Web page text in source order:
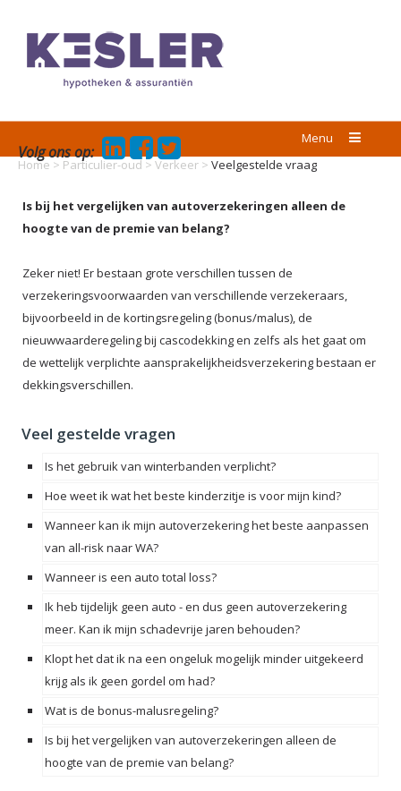
Menu
Volg ons op:
Home > Particulier-oud > Verkeer > Veelgestelde vraag
Is bij het vergelijken van autoverzekeringen alleen de
hoogte van de premie van belang?
Zeker niet! Er bestaan grote verschillen tussen de
verzekeringsvoorwaarden van verschillende verzekeraars,
bijvoorbeeld in de kortingsregeling (bonus/malus), de
nieuwwaarderegeling bij cascodekking en zelfs als het gaat om
de wettelijk verplichte aansprakelijkheidsverzekering bestaan er
dekkingsverschillen.
Veel gestelde vragen
Is het gebruik van winterbanden verplicht?
Hoe weet ik wat het beste kinderzitje is voor mijn kind?
Wanneer kan ik mijn autoverzekering het beste aanpassen
van all-risk naar WA?
Wanneer is een auto total loss?
Ik heb tijdelijk geen auto - en dus geen autoverzekering
meer. Kan ik mijn schadevrije jaren behouden?
Klopt het dat ik na een ongeluk mogelijk minder uitgekeerd
krijg als ik geen gordel om had?
Wat is de bonus-malusregeling?
Is bij het vergelijken van autoverzekeringen alleen de
hoogte van de premie van belang?